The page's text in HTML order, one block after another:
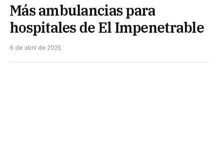
Más ambulancias para
hospitales de El Impenetrable
6 de abril de 2025